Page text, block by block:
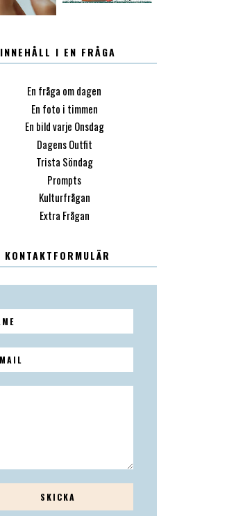
INNEHÅLL I EN FRÅGA
En fråga om dagen
En foto i timmen
En bild varje Onsdag
Dagens Outfit
Trista Söndag
Prompts
Kulturfrågan
Extra Frågan
KONTAKTFORMULÄR